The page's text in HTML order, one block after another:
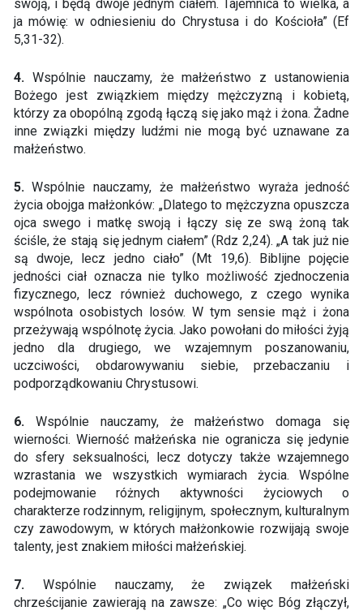
swoją, i będą dwoje jednym ciałem. Tajemnica to wielka, a
ja mówię: w odniesieniu do Chrystusa i do Kościoła” (Ef
5,31-32).
4.Wspólnie nauczamy, że małżeństwo z ustanowienia
Bożego jest związkiem między mężczyzną i kobietą,
którzy za obopólną zgodą łączą się jako mąż i żona. Żadne
inne związki między ludźmi nie mogą być uznawane za
małżeństwo.
5.Wspólnie nauczamy, że małżeństwo wyraża jedność
życia obojga małżonków: „Dlatego to mężczyzna opuszcza
ojca swego i matkę swoją i łączy się ze swą żoną tak
ściśle, że stają się jednym ciałem” (Rdz 2,24). „A tak już nie
są dwoje, lecz jedno ciało” (Mt 19,6). Biblijne pojęcie
jedności ciał oznacza nie tylko możliwość zjednoczenia
fizycznego, lecz również duchowego, z czego wynika
wspólnota osobistych losów. W tym sensie mąż i żona
przeżywają wspólnotę życia. Jako powołani do miłości żyją
jedno dla drugiego, we wzajemnym poszanowaniu,
uczciwości, obdarowywaniu siebie, przebaczaniu i
podporządkowaniu Chrystusowi.
6.Wspólnie nauczamy, że małżeństwo domaga się
wierności. Wierność małżeńska nie ogranicza się jedynie
do sfery seksualności, lecz dotyczy także wzajemnego
wzrastania we wszystkich wymiarach życia. Wspólne
podejmowanie różnych aktywności życiowych o
charakterze rodzinnym, religijnym, społecznym, kulturalnym
czy zawodowym, w których małżonkowie rozwijają swoje
talenty, jest znakiem miłości małżeńskiej.
7.Wspólnie nauczamy, że związek małżeński
chrześcijanie zawierają na zawsze: „Co więc Bóg złączył,